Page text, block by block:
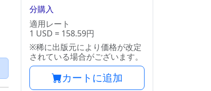
分購入
適用レート
1 USD = 158.59円
※稀に出版元により価格が改定
されている場合がございます。
カートに追加